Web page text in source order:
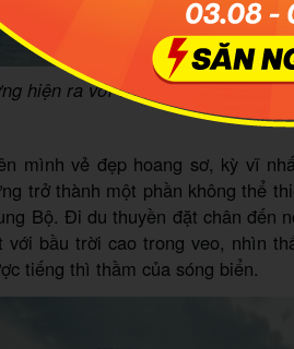
hiện ra với vẻ đẹp hoang sơ,
mình vẻ đẹp hoang sơ, kỳ vĩ
trở thành một phần không thể
Bộ. Đi du thuyền đặt chân đến
với bầu trời cao trong veo, nhìn
tiếng thì thầm của sóng biển.